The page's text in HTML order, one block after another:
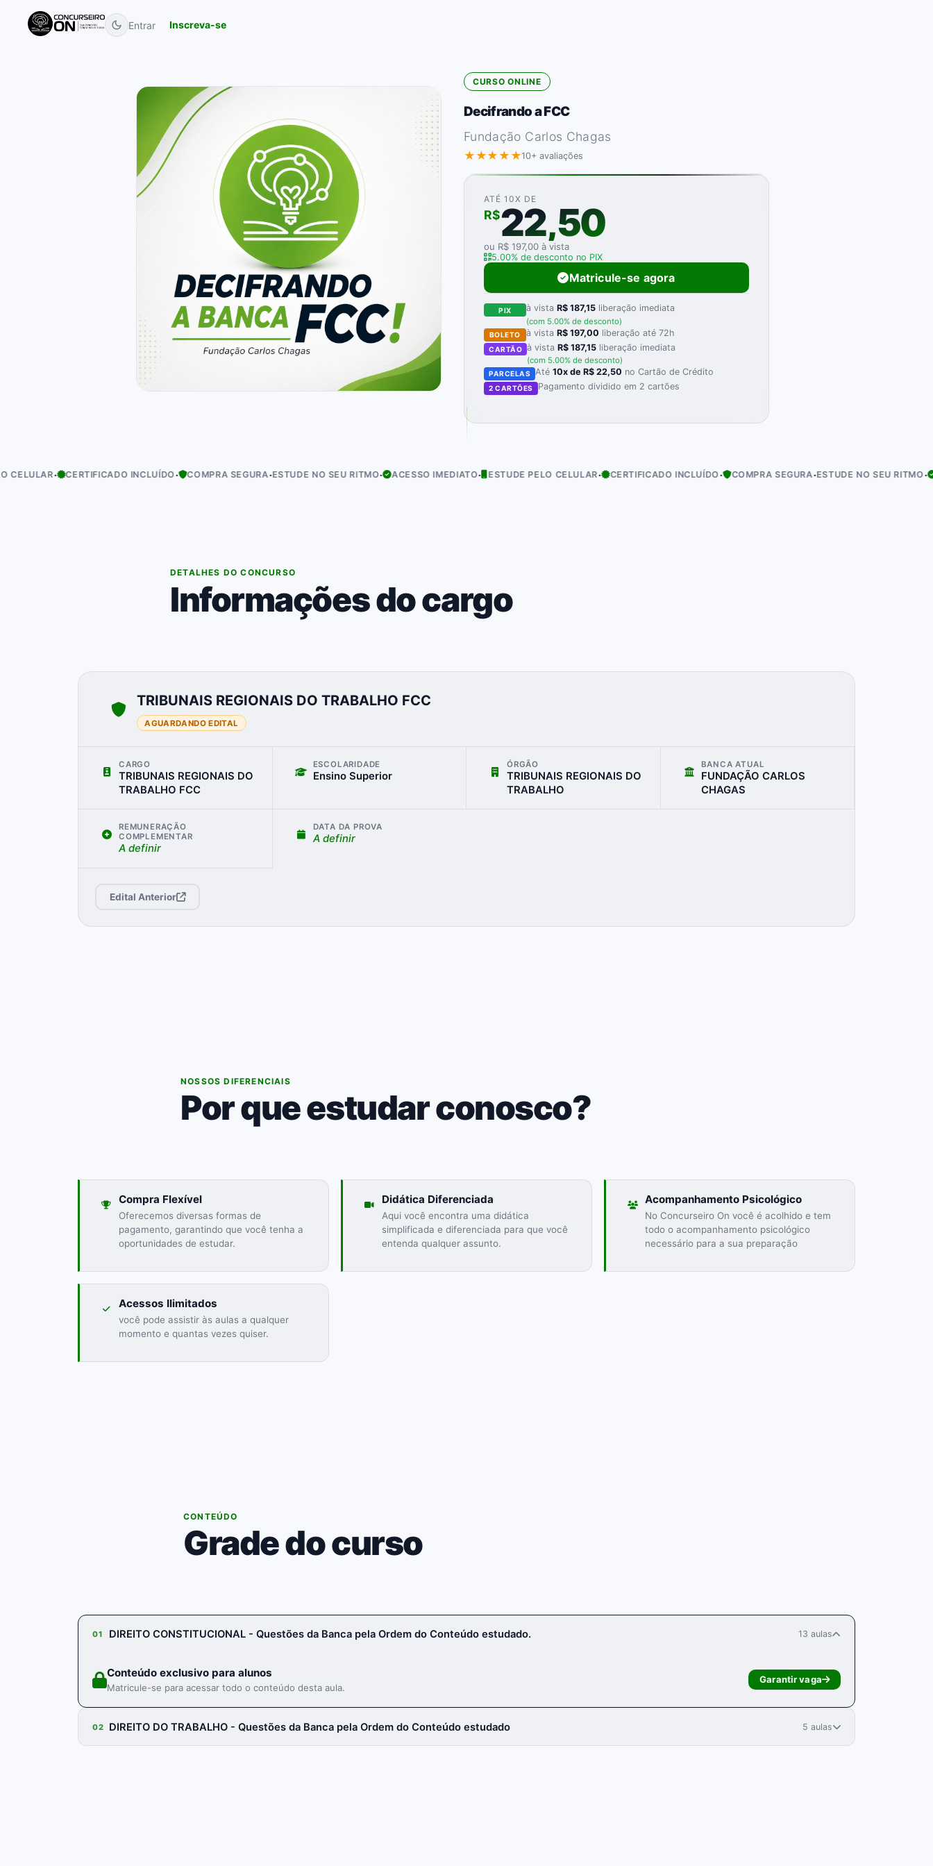
Entrar Inscreva-se
CURSO ONLINE
Decifrando a FCC
Fundação Carlos Chagas
★★★★★10+ avaliações
ATÉ 10X DE
R$22,50
ou R$ 197,00 à vista
5.00% de desconto no PIX
Matricule-se agora
PIX à vista R$ 187,15liberação imediata
(com 5.00% de desconto)
BOLETO à vista R$ 197,00 liberação até 72h
CARTÃO à vistaR$ 187,15 liberação imediata
(com 5.00% de desconto)
PARCELAS Até10x de R$ 22,50 no Cartão de Crédito
2 CARTÕES Pagamento dividido em 2 cartões
· CERTIFICADO INCLUÍDO · COMPRA SEGURA·ESTUDE NO SEU RITMO· ACESSO IMEDIATO · ESTUDE PELO CELULAR· CERTIFICADO INCLUÍDO · COMPRA SEGURA·ESTUDE NO SEU RITMO· ACESSO
DETALHES DO CONCURSO
Informações do cargo
TRIBUNAIS REGIONAIS DO TRABALHO FCC
AGUARDANDO EDITAL
CARGO
TRIBUNAIS REGIONAIS DO
TRABALHO FCC
ESCOLARIDADE
Ensino Superior
ÓRGÃO
TRIBUNAIS REGIONAIS DO
TRABALHO
BANCA ATUAL
FUNDAÇÃO CARLOS
CHAGAS
REMUNERAÇÃO
COMPLEMENTAR
A definir
DATA DA PROVA
A definir
Edital Anterior
NOSSOS DIFERENCIAIS
Por que estudar conosco?
Compra Flexível
Oferecemos diversas formas de
pagamento, garantindo que você tenha a
oportunidades de estudar.
Didática Diferenciada
Aqui você encontra uma didática
simplificada e diferenciada para que você
entenda qualquer assunto.
Acompanhamento Psicológico
No Concurseiro On você é acolhido e tem
todo o acompanhamento psicológico
necessário para a sua preparação
Acessos Ilimitados
você pode assistir às aulas a qualquer
momento e quantas vezes quiser.
CONTEÚDO
Grade do curso
01 DIREITO CONSTITUCIONAL - Questões da Banca pela Ordem do Conteúdo estudado. 13 aulas
Conteúdo exclusivo para alunos
Matricule-se para acessar todo o conteúdo desta aula.
Garantir vaga
02 DIREITO DO TRABALHO - Questões da Banca pela Ordem do Conteúdo estudado 5 aulas